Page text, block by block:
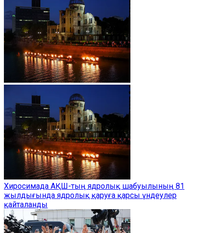
Хиросимада АҚШ-тың ядролық шабуылының 81
жылдығында ядролық қаруға қарсы үндеулер
қайталанды